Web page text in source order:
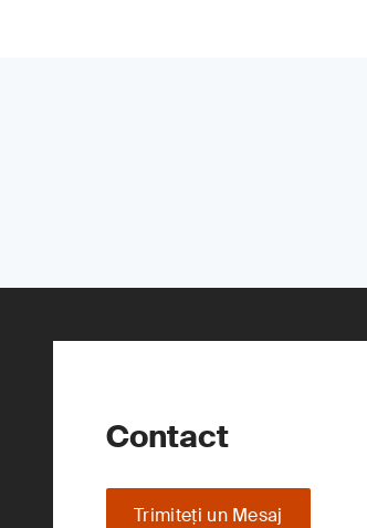
Contact
Trimiteţi un Mesaj